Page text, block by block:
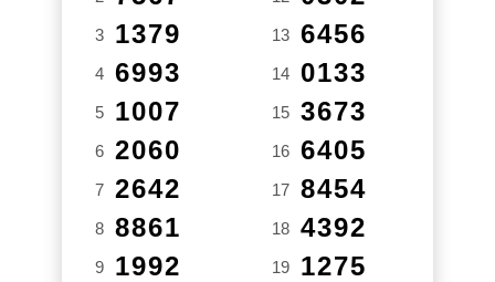
3 1379
4 6993
5 1007
6 2060
7 2642
8 8861
9 1992
13 6456
14 0133
15 3673
16 6405
17 8454
18 4392
19 1275